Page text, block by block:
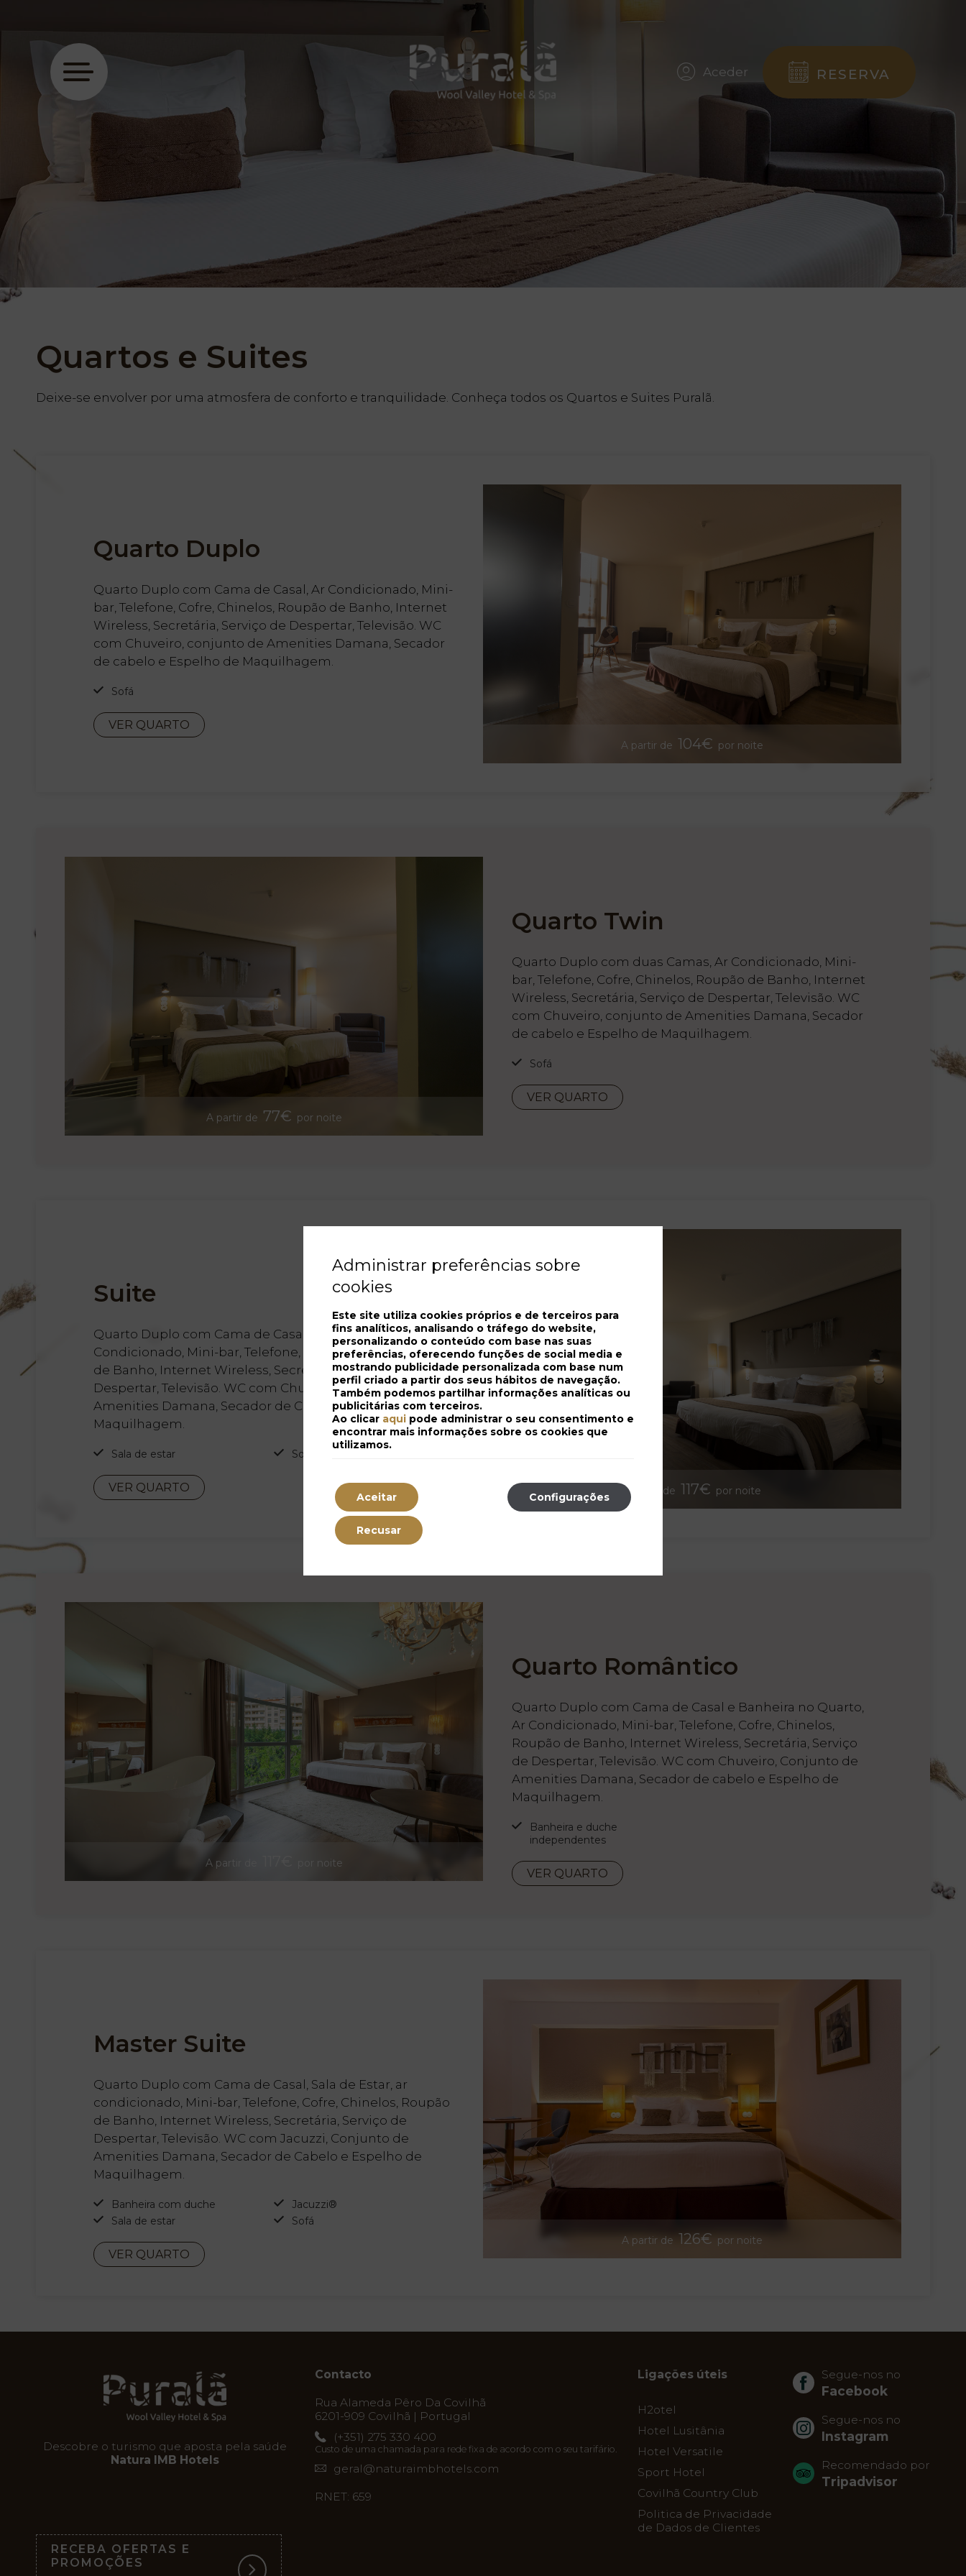
PT
Serviços
Experiências
My Natura
Destino
Galeria de
Fotos
Virtual
Aceder RESERVA
Quartos e Suites
Deixe-se envolver por uma atmosfera de conforto e tranquilidade. Conheça todos os Quartos e Suites Puralã.
Quarto Duplo
A partir de 104€ por noite
Quarto Duplo com Cama de Casal, Ar Condicionado, Mini-
bar, Telefone, Cofre, Chinelos, Roupão de Banho, Internet
Wireless, Secretária, Serviço de Despertar, Televisão. WC
com Chuveiro, conjunto de Amenities Damana, Secador
de cabelo e Espelho de Maquilhagem.
Sofá
VER QUARTO
Quarto Twin
A partir de 77€ por noite
Quarto Duplo com duas Camas, Ar Condicionado, Mini-
bar, Telefone, Cofre, Chinelos, Roupão de Banho, Internet
Wireless, Secretária, Serviço de Despertar, Televisão. WC
com Chuveiro, conjunto de Amenities Damana, Secador
de cabelo e Espelho de Maquilhagem.
Sofá
VER QUARTO
Suite
A partir de 117€ por noite
Quarto Duplo com Cama de Casal, Sala de Estar, Ar
Condicionado, Mini-bar, Telefone, Cofre, Chinelos, Roupão
de Banho, Internet Wireless, Secretária, Serviço de
Despertar, Televisão. WC com Chuveiro, Conjunto de
Amenities Damana, Secador de Cabelo e Espelho de
Maquilhagem.
Sala de estar Sofá
VER QUARTO
Quarto Romântico
A partir de por noite
Quarto Duplo com Cama de Casal e Banheira no Quarto,
Ar Condicionado, Mini-bar, Telefone, Cofre, Chinelos,
Roupão de Banho, Internet Wireless, Secretária, Serviço
de Despertar, Televisão. WC com Chuveiro, Conjunto de
Amenities Damana, Secador de cabelo e Espelho de
Maquilhagem.
Banheira e duche
independentes
VER QUARTO
Master Suite
A partir de 126€ por noite
Quarto Duplo com Cama de Casal, Sala de Estar, ar
condicionado, Mini-bar, Telefone, Cofre, Chinelos, Roupão
de Banho, Internet Wireless, Secretária, Serviço de
Despertar, Televisão. WC com Jacuzzi, Conjunto de
Amenities Damana, Secador de Cabelo e Espelho de
Maquilhagem.
Banheira com duche
Jacuzzi®
Sala de estar
Sofá
VER QUARTO
Descobre o turismo que aposta pela saúde
Natura IMB Hotels
Contacto
Rua Alameda Pêro Da Covilhã
6201-909 Covilhã | Portugal
(+351) 275 330 400
Custo de uma chamada para rede fixa de acordo com o seu tarifário.
geral@naturaimbhotels.com
RNET: 659
Ligações úteis
H2otel
Hotel Lusitânia
Hotel Versatile
Sport Hotel
Covilhã Country Club
Politica de Privacidade
de Dados de Clientes
Segue-nos no
Facebook
Segue-nos no
Instagram
Recomendado por
Tripadvisor
RECEBA OFERTAS E
PROMOÇÕES
Administrar preferências sobre
cookies
Este site utiliza cookies próprios e de terceiros para
fins analíticos, analisando o tráfego do website,
personalizando o conteúdo com base nas suas
preferências, oferecendo funções de social media e
mostrando publicidade personalizada com base num
perfil criado a partir dos seus hábitos de navegação.
Também podemos partilhar informações analíticas ou
publicitárias com terceiros.
Ao clicar aqui pode administrar o seu consentimento e
encontrar mais informações sobre os cookies que
utilizamos.
Aceitar Configurações
Recusar